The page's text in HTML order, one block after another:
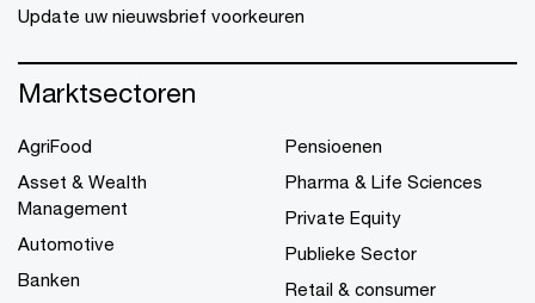
Update uw nieuwsbrief voorkeuren
Marktsectoren
AgriFood
Asset & Wealth
Management
Automotive
Banken
Pensioenen
Pharma & Life Sciences
Private Equity
Publieke Sector
Retail & consumer